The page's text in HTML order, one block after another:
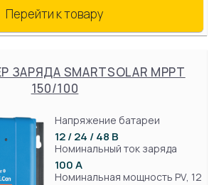
Перейти к товару
SMARTSOLAR MPPT
150/100
Напряжение батареи
12 / 24 / 48 В
Номинальный ток заряда
100 А
Номинальная мощность PV, 12